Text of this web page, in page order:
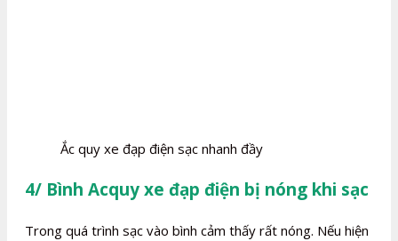
Ắc quy xe đạp điện sạc nhanh đầy
4/ Bình Acquy xe đạp điện bị nóng khi sạc
Trong quá trình sạc vào bình cảm thấy rất nóng. Nếu hiện